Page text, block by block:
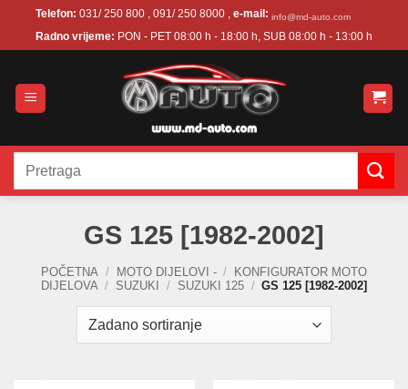
Telefon: 031/ 250 800 , 091/ 250 8000 , e-mail: info@md-auto.com
Radno vrijeme: PON - PET 08:00 h - 18:00 h, SUB 08:00 h - 13:00 h
Pretraži:
GS 125 [1982-2002]
POČETNA / MOTO DIJELOVI - /
KONFIGURATOR MOTO
DIJELOVA / SUZUKI / SUZUKI 125 / GS 125 [1982-2002]